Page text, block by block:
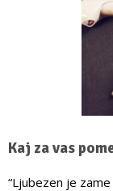
Kaj za vas
“Ljubezen je